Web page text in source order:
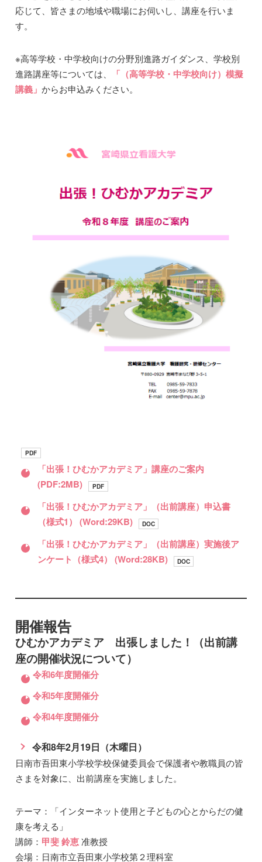
応じて、皆さまの地域や職場にお伺いし、講座を行いま
す。
※高等学校・中学校向けの分野別進路ガイダンス、学校別
進路講座等については、
「（高等学校・中学校向け）模擬
講義」からお申込みください。
PDF
「出張！ひむかアカデミア」講座のご案内
(PDF:2MB)
PDF
「出張！ひむかアカデミア」（出前講座）申込書
（様式1） (Word:29KB) DOC
「出張！ひむかアカデミア」（出前講座）実施後ア
ンケート（様式4） (Word:28KB) DOC
開催報告
ひむかアカデミア 出張しました！（出前講
座の開催状況について）
令和6年度開催分
令和5年度開催分
令和4年度開催分
令和8年2月19日（木曜日）
日南市吾田東小学校学校保健委員会で保護者や教職員の皆
さまを対象に、出前講座を実施しました。
テーマ：「インターネット使用と子どもの心とからだの健
康を考える」
講師： 甲斐 鈴恵准教授
会場：日南市立吾田東小学校第２理科室